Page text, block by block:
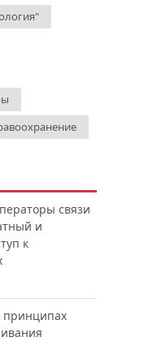
связи
и
к